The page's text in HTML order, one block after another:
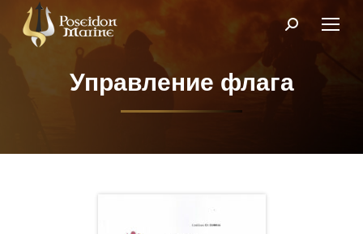
Поиск:
Управление флага